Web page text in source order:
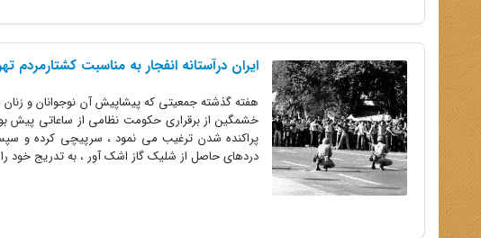
ایران درآستانه انفجار به مناسبت کشتارمردم
هفته گذشته جمعیتی که پیشاپیش آن نوجوانان و
خشمگین از برقراری حکومت نظامی از ساعاتی پیش
پراکنده شدن ترغیب می نمود ، سرپیچی کرده و
دردهای حاصل از شلیک گاز اشک آور ، به تدریج خود